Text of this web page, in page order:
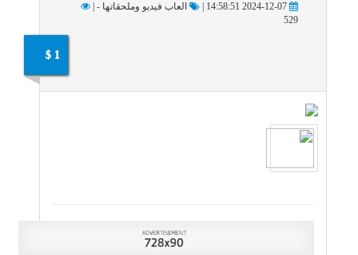
العاب فيديو وملحقاتها - |